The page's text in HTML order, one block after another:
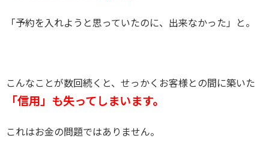
「予約を入れようと思っていたのに、出来なかった」と。
こんなことが数回続くと、せっかくお客様との間に築いた
「信用」も失ってしまいます。
これはお金の問題ではありません。